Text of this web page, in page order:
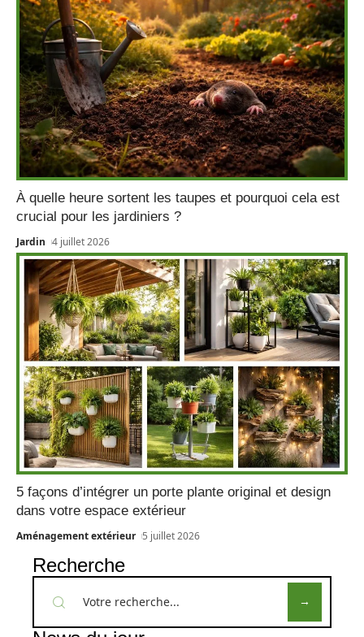
À quelle heure sortent les taupes et pourquoi cela est
crucial pour les jardiniers ?
Jardin 4 juillet 2026
5 façons d’intégrer un porte plante original et design
dans votre espace extérieur
Aménagement extérieur 5 juillet 2026
Recherche